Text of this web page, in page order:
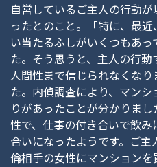
自営しているご主人の行動
ったとのこと。「特に、最
い当たるふしがいくつもあ
た。そう思うと、主人の行
人間性まで信じられなくな
た。内偵調査により、マン
りがあったことが分かりま
性で、仕事の付き合いで飲
合いになったようです。ご
倫相手の女性にマンションを